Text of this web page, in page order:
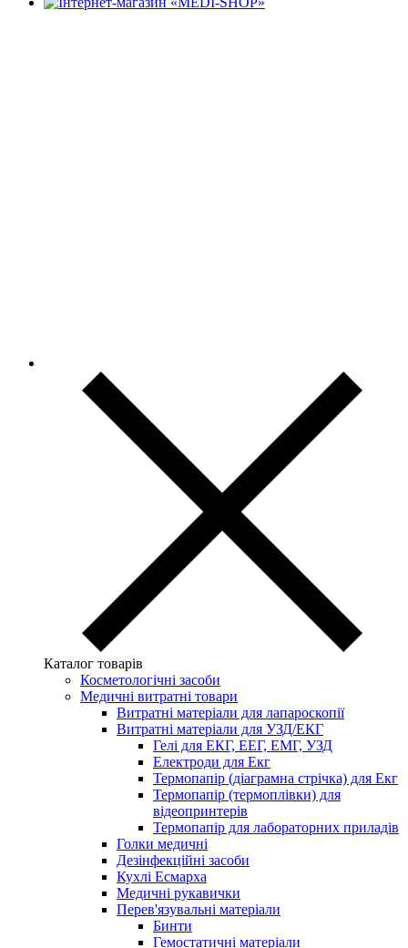
Каталог товарів
Косметологічні засоби
Медичні витратні товари
Витратні матеріали для лапароскопії
Витратні матеріали для УЗД/ЕКГ
Гелі для ЕКГ, ЕЕГ, ЕМГ, УЗД
Електроди для Екг
Термопапір (діаграмна стрічка) для Екг
Термопапір (термоплівки) для
відеопринтерів
Термопапір для лабораторних приладів
Голки медичні
Дезінфекційні засоби
Кухлі Есмарха
Медичні рукавички
Перев'язувальні матеріали
Бинти
Гемостатичні матеріали